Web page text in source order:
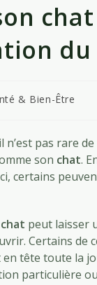
du
& Bien-Être
n’est pas rare de
son chat.
certains
peut laisser
Certains de
tête toute la
particulière